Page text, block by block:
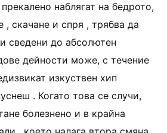
наблягат на бедрото,
, скачане и спря , трябва да
сведени до абсолютен
дейности може, с течение
изкуствен хип
. Когато това се случи,
болезнено и в крайна